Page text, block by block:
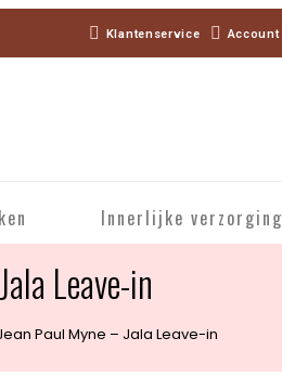
Klantenservice Account
Innerlijke verzorging
Leave-in
Paul Myne – Jala Leave-in